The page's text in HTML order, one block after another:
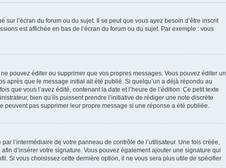
l’écran du forum ou du sujet. Il se peut que vous ayez besoin d’être inscrit
est affichée en bas de l’écran du forum ou du sujet. Par exemple : vous
pouvez éditer ou supprimer que vos propres messages. Vous pouvez éditer un
après que le message initial ait été publié. Si quelqu’un a déjà répondu au
que vous l’avez édité, contenant la date et l’heure de l’édition. Ce petit texte
bien qu’ils puissent prendre l’initiative de rédiger une note discrète
pas supprimer leur propre message si une réponse a été publiée.
l’intermédiaire de votre panneau de contrôle de l’utilisateur. Une fois créée,
d’insérer votre signature. Vous pouvez également ajouter une signature qui
Si vous choisissez cette dernière option, il ne vous sera plus utile de spécifier